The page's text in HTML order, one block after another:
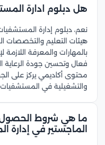
هل دبلوم ادارة
نعم، دبلوم إدارة
هيئات التعليم والتخصصات
بالمهارات والمعرفة
فعال وتحسين جودة الرعاية
محتوى أكاديمي يركز على
والتشغيلية في المستشفيات.
ما هي شروط
الماجستير في إدارة